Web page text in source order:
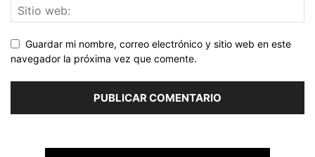
Guardar mi nombre, correo electrónico y sitio web en este
navegador la próxima vez que comente.